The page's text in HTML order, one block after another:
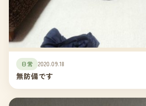
日常 2020.09.18
無防備です